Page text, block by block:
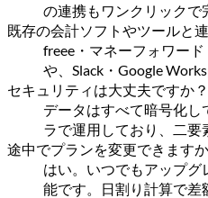
の連携もワンクリックで
既存の会計ソフトやツールと
freee・マネーフォワー
や、Slack・Google
セキュリティは大丈夫ですか？
データはすべて暗号化し
ラで運用しており、二要
途中でプランを変更できます
はい。いつでもアップ
能です。日割り計算で差